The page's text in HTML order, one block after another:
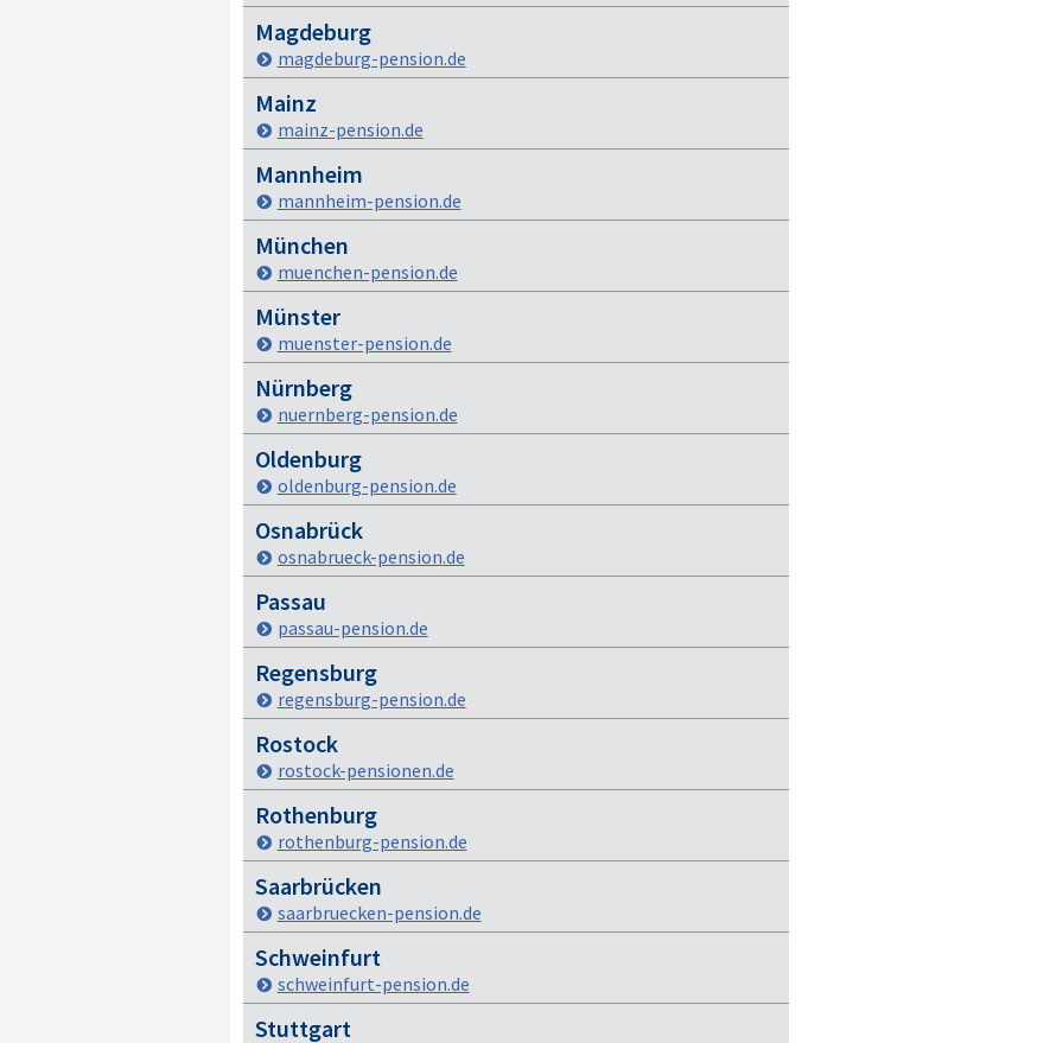
Magdeburg
magdeburg-pension.de
Mainz
mainz-pension.de
Mannheim
mannheim-pension.de
München
muenchen-pension.de
Münster
muenster-pension.de
Nürnberg
nuernberg-pension.de
Oldenburg
oldenburg-pension.de
Osnabrück
osnabrueck-pension.de
Passau
passau-pension.de
Regensburg
regensburg-pension.de
Rostock
rostock-pensionen.de
Rothenburg
rothenburg-pension.de
Saarbrücken
saarbruecken-pension.de
Schweinfurt
schweinfurt-pension.de
Stuttgart